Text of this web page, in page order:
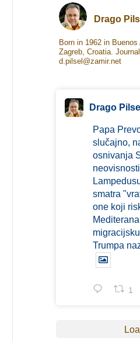
Drago
Born in 1962 in
Zagreb, Croatia.
d.pilsel@zamir.net
Drago Pilsel
Papa
slučajno,
osnivanja
smatra
one koji
Trumpa
1